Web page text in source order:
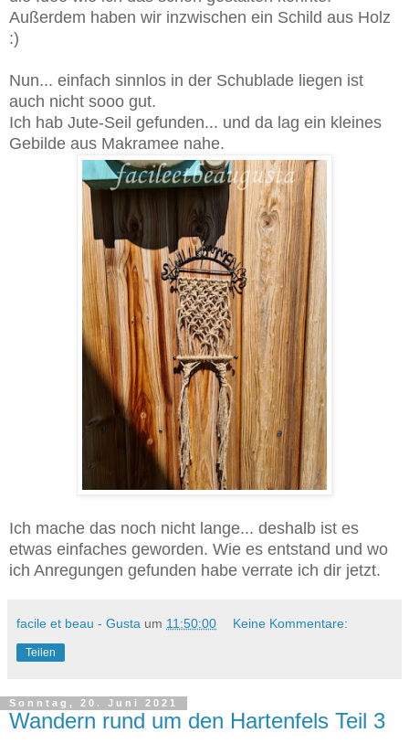
Außerdem haben wir inzwischen ein Schild aus Holz
:)
Nun... einfach sinnlos in der Schublade liegen ist
auch nicht sooo gut.
Ich hab Jute-Seil gefunden... und da lag ein kleines
Gebilde aus Makramee nahe.
Ich mache das noch nicht lange... deshalb ist es
etwas einfaches geworden. Wie es entstand und wo
ich Anregungen gefunden habe verrate ich dir jetzt.
facile et beau - Gusta um 11:50:00 Keine Kommentare:
Teilen
Sonntag, 20. Juni 2021
Wandern rund um den Hartenfels Teil 3